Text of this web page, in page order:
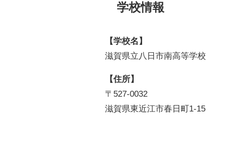
学校情報
【学校名】
滋賀県立八日市南高等学校
【住所】
〒527-0032
滋賀県東近江市春日町1-15